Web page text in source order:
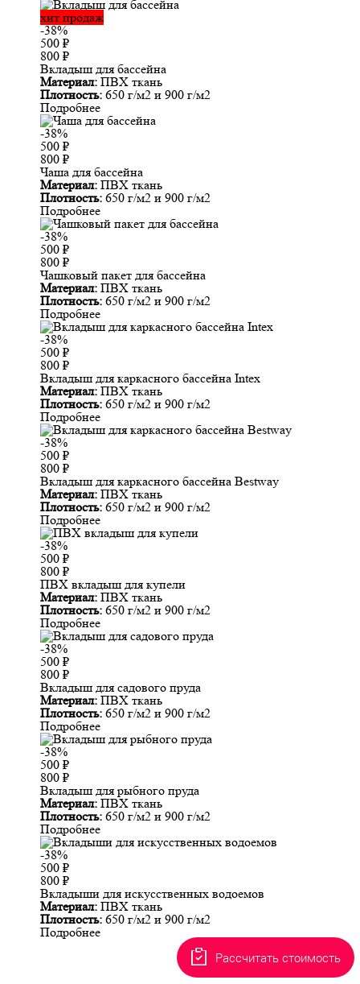
хит продаж
-38%
500 ₽
800 ₽
Вкладыш для бассейна
Материал: ПВХ ткань
Плотность: 650 г/м2 и 900 г/м2
Подробнее
-38%
500 ₽
800 ₽
Чаша для бассейна
Материал: ПВХ ткань
Плотность: 650 г/м2 и 900 г/м2
Подробнее
-38%
500 ₽
800 ₽
Чашковый пакет для бассейна
Материал: ПВХ ткань
Плотность: 650 г/м2 и 900 г/м2
Подробнее
-38%
500 ₽
800 ₽
Вкладыш для каркасного бассейна Intex
Материал: ПВХ ткань
Плотность: 650 г/м2 и 900 г/м2
Подробнее
-38%
500 ₽
800 ₽
Вкладыш для каркасного бассейна Bestway
Материал: ПВХ ткань
Плотность: 650 г/м2 и 900 г/м2
Подробнее
-38%
500 ₽
800 ₽
ПВХ вкладыш для купели
Материал: ПВХ ткань
Плотность: 650 г/м2 и 900 г/м2
Подробнее
-38%
500 ₽
800 ₽
Вкладыш для садового пруда
Материал: ПВХ ткань
Плотность: 650 г/м2 и 900 г/м2
Подробнее
-38%
500 ₽
800 ₽
Вкладыш для рыбного пруда
Материал: ПВХ ткань
Плотность: 650 г/м2 и 900 г/м2
Подробнее
-38%
500 ₽
800 ₽
Вкладыши для искусственных водоемов
Материал: ПВХ ткань
Плотность: 650 г/м2 и 900 г/м2
Подробнее
Рассчитать стоимость